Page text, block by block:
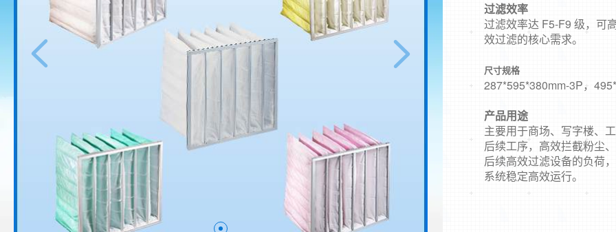
过滤效率
过滤效率达 F5-F9 级，可
效过滤的核心需求。
尺寸规格
287*595*380mm-3P，
产品用途
主要用于商场、写字楼、
后续工序，高效拦截粉尘
后续高效过滤设备的负荷
系统稳定高效运行。